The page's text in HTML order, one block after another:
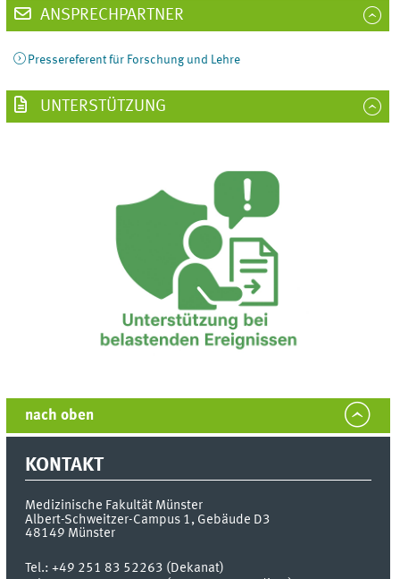
ANSPRECHPARTNER
Pressereferent für Forschung und Lehre
UNTERSTÜTZUNG
nach oben
KONTAKT
Medizinische Fakultät Münster
Albert-Schweitzer-Campus 1, Gebäude D3
48149 Münster
Tel.:+49 251 83 52263 (Dekanat)